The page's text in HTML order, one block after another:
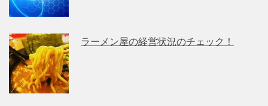
ラーメン屋の経営状況のチェック！